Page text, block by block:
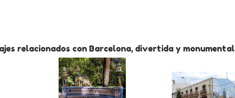
relacionados con Barcelona, divertida y monumental